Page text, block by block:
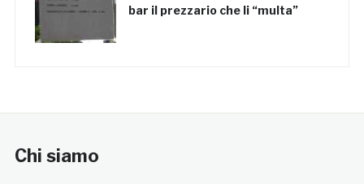
bar il prezzario che li “multa”
Chi siamo